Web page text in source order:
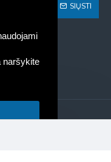
naršykite
SIŲSTI